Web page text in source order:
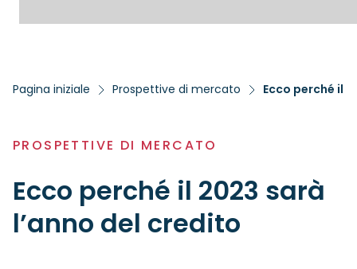
Pagina iniziale Prospettive di mercato Ecco perché il
PROSPETTIVE DI MERCATO
Ecco perché il 2023 sarà
l’anno del credito